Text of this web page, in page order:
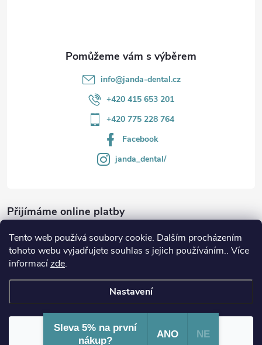
Tento web používá soubory cookie. Dalším procházením
tohoto webu vyjadřujete souhlas s jejich používáním.. Více
informacízde.
Nastavení
Souhlasím
info@janda-dental.cz
+420 415 653 201
+420 775 228 764
Facebook
janda_dental/
Přijímáme online platby
Vytvořil Shoptet
Copyright 2026 . Všechna práva vyhrazena.
Sleva 5% na první
nákup?
ANO NE